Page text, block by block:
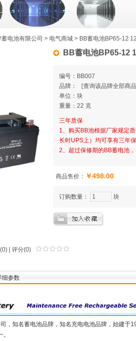
BB蓄电池BP65-12
编号：BB007
品牌：
[查询该品牌全部商
单位：块
重量：22 克
三年质保
1、购买BB池根据厂家规定
长时UPS上）均可享有三年保
2、超过保修期的BB蓄电池
商品售价： ￥498.00
订购数量： 块
(0) | 评分(0)
细参数
知名蓄电池品牌，知名充电电池品牌，始建于
电池有限公司 > 电气商城 > BB蓄电池BP65-12